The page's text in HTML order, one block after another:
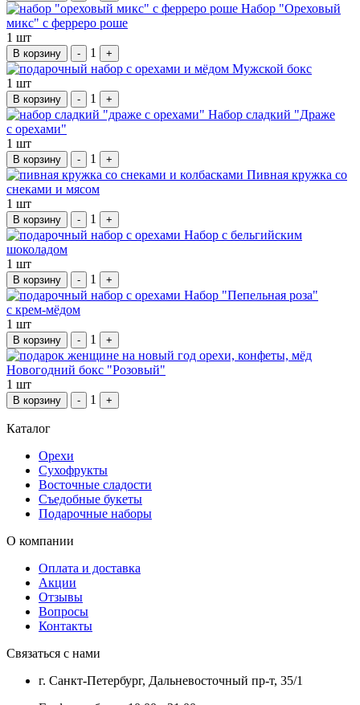
Набор "Ореховый
микс" с ферреро роше
1 шт
В корзину - 1 +
Мужской бокс
1 шт
В корзину - 1 +
Набор сладкий "Драже
с орехами"
1 шт
В корзину - 1 +
Пивная кружка со
снеками и мясом
1 шт
В корзину - 1 +
Набор с бельгийским
шоколадом
1 шт
В корзину - 1 +
Набор "Пепельная роза"
с крем-мёдом
1 шт
В корзину - 1 +
Новогодний бокс "Розовый"
1 шт
В корзину - 1 +
Каталог
Орехи
Сухофрукты
Восточные сладости
Съедобные букеты
Подарочные наборы
О компании
Оплата и доставка
Акции
Отзывы
Вопросы
Контакты
Связаться с нами
г. Санкт-Петербург, Дальневосточный пр-т, 35/1